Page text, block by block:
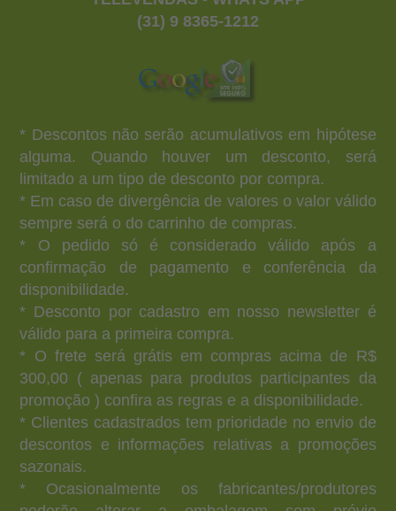
(31) 9 8365-1212
* Descontos não serão acumulativos em hipótese
alguma. Quando houver um desconto, será
limitado a um tipo de desconto por compra.
* Em caso de divergência de valores o valor válido
sempre será o do carrinho de compras.
* O pedido só é considerado válido após a
confirmação de pagamento e conferência da
disponibilidade.
* Desconto por cadastro em nosso newsletter é
válido para a primeira compra.
* O frete será grátis em compras acima de R$
300,00 ( apenas para produtos participantes da
promoção ) confira as regras e a disponibilidade.
* Clientes cadastrados tem prioridade no envio de
descontos e informações relativas a promoções
sazonais.
* Ocasionalmente os fabricantes/produtores